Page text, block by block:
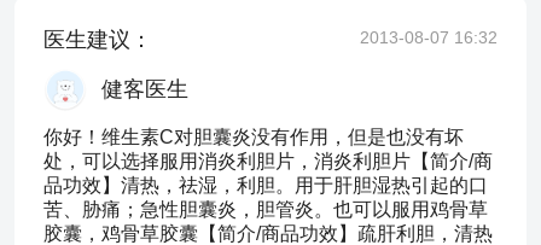
医生建议： 2013-08-07 16:32
健客医生
你好！维生素C对胆囊炎没有作用，但是也没有坏
处，可以选择服用消炎利胆片，消炎利胆片【简介/商
品功效】清热，祛湿，利胆。用于肝胆湿热引起的口
苦、胁痛；急性胆囊炎，胆管炎。也可以服用鸡骨草
胶囊，鸡骨草胶囊【简介/商品功效】疏肝利胆，清热